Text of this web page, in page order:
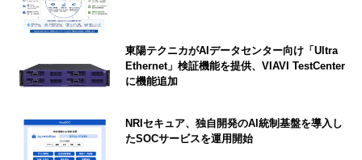
東陽テクニカがAIデータセンター向け「Ultra
Ethernet」検証機能を提供、VIAVI TestCenter
に機能追加
NRIセキュア、独自開発のAI統制基盤を導入し
たSOCサービスを運用開始